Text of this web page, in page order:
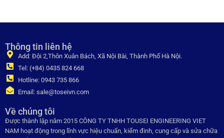
Thông tin liên hệ
Add: Đội 2,Thôn Xuân Bách, Xã Nội Bài, Thành Phố Hà Nội.
Tel: (+84) 0435 824 668
Hotline: 0943 735 866
Email: sale@toseivn.com
Về chúng tôi
Được thành lập năm 2015 CÔNG TY TNHH TOUSEI ENGINEERING VIET
NAM hoạt động trong lĩnh vực hiệu chuẩn, kiểm đinh, cung cấp và sửa chữa